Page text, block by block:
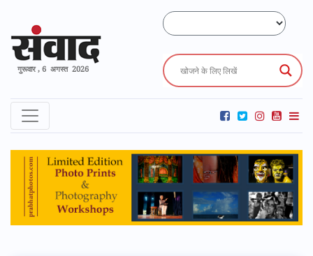
गुरूवार , 6 अगस्त 2026